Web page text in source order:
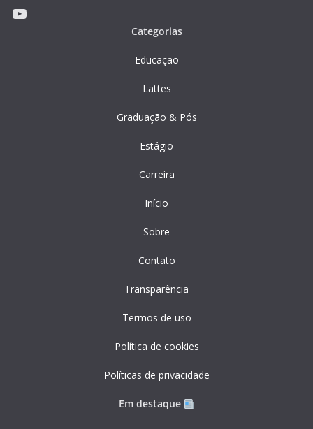
Youtube
Categorias
Educação
Lattes
Graduação & Pós
Estágio
Carreira
Início
Sobre
Contato
Transparência
Termos de uso
Política de cookies
Políticas de privacidade
Em destaque